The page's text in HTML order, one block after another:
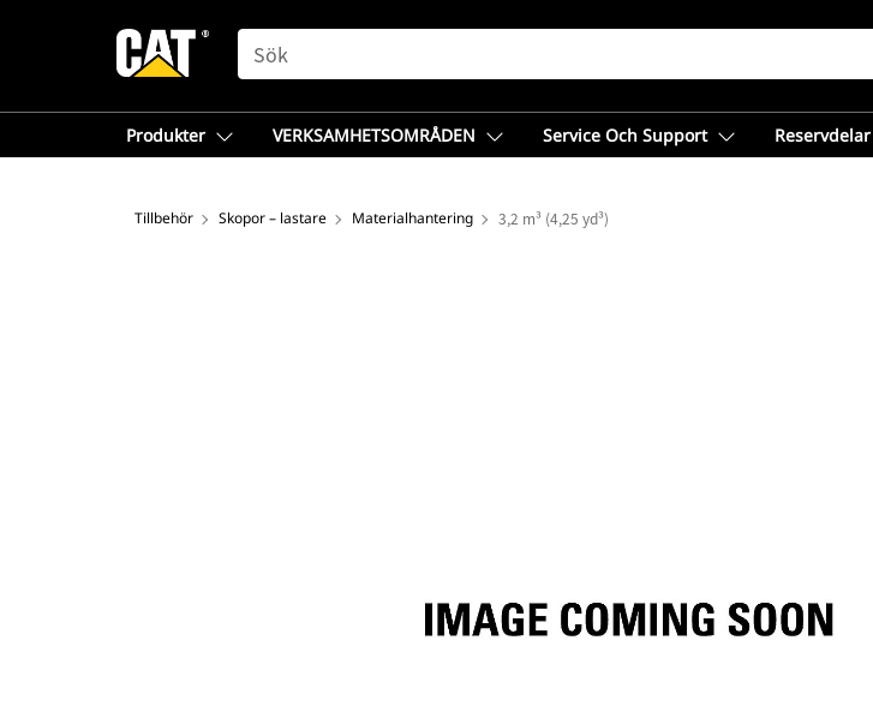
SEARCH
Produkter VERKSAMHETSOMRÅDEN Service Och Support Reservdelar
Tillbehör Skopor – lastare Materialhantering 3,2 m³ (4,25 yd³)